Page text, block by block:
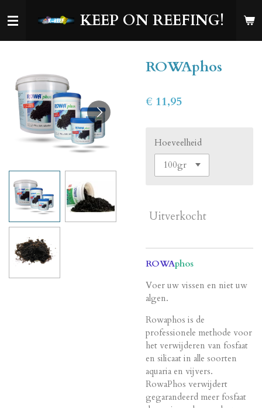
direct
KEEP ON REEFING!
ROWAphos
€ 11,95
Hoeveelheid
Uitverkocht
ROWAphos
Voer uw vissen en niet uw
algen.
Rowaphos is de
professionele methode voor
het verwijderen van fosfaat
en silicaat in alle soorten
aquaria en vijvers.
RowaPhos verwijdert
gegarandeerd meer fosfaat